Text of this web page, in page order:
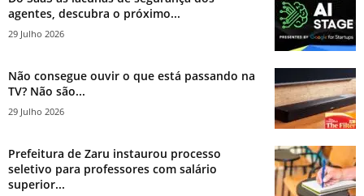
agentes, descubra o próximo...
29 Julho 2026
Não consegue ouvir o que está passando na
TV? Não são...
29 Julho 2026
Prefeitura de Zaru instaurou processo
seletivo para professores com salário
superior...